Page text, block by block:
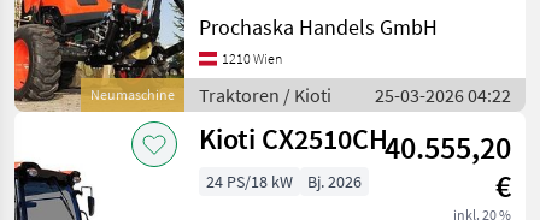
Neumaschine
hinten: mechanisch,
Höchstgeschwindigkeit in
km/h: 25 km/h, Getriebeart
Landmaschine: Stufenloses
Getri
Prochaska Handels GmbH
1210 Wien
Traktoren / Kioti 25-03-2026 04:22
Kioti CX2510CH40.555,20
€
inkl. 20 %
24 PS/18 kW Bj. 2026